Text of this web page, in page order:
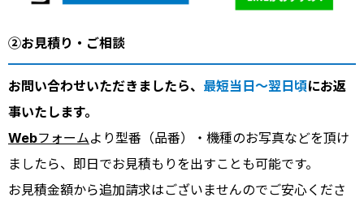
②お見積り・ご相談
お問い合わせいただきましたら、 最短当日～翌日頃にお返
事いたします。
Webフォームより型番（品番）・機種のお写真などを頂け
ましたら、即日でお見積もりを出すことも可能です。
お見積金額から追加請求はございませんのでご安心くださ